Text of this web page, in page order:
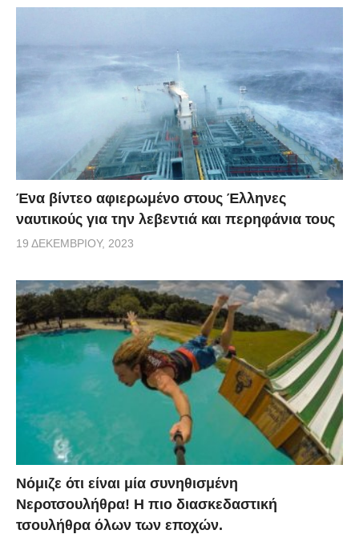
Ένα βίντεο αφιερωμένο στους Έλληνες
ναυτικούς για την λεβεντιά και περηφάνια τους
19 ΔΕΚΕΜΒΡΊΟΥ, 2023
Νόμιζε ότι είναι μία συνηθισμένη
Νεροτσουλήθρα! Η πιο διασκεδαστική
τσουλήθρα όλων των εποχών.